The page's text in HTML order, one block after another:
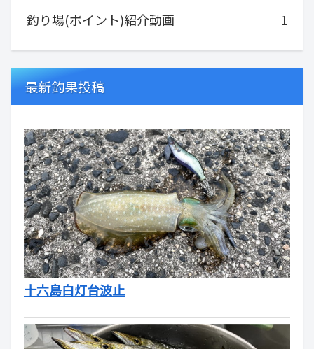
釣り場(ポイント)紹介動画 1
最新釣果投稿
十六島白灯台波止